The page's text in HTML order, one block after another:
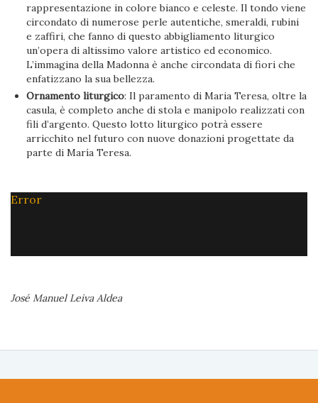
rappresentazione in colore bianco e celeste. Il tondo viene
circondato di numerose perle autentiche, smeraldi, rubini
e zaffiri, che fanno di questo abbigliamento liturgico
un’opera di altissimo valore artistico ed economico.
L’immagina della Madonna è anche circondata di fiori che
enfatizzano la sua bellezza.
Ornamento liturgico: Il paramento di Maria Teresa, oltre la
casula, è completo anche di stola e manipolo realizzati con
fili d’argento. Questo lotto liturgico potrà essere
arricchito nel futuro con nuove donazioni progettate da
parte di María Teresa.
Error
José Manuel Leiva Aldea